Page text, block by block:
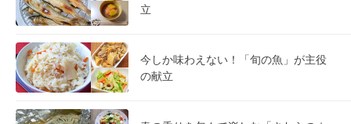
立
今しか味わえない！「旬の魚」が主役
の献立